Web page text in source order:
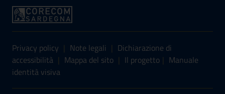
Sezione Link Utili
Privacy policy | Note legali | Dichiarazione di
accessibilità | Mappa del sito | Il progetto | Manuale
identità visiva